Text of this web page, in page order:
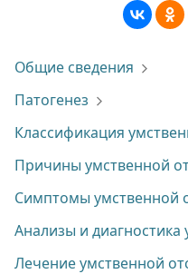
Общие сведения
Патогенез
Классификация
Причины умственной
Симптомы умственной
Анализы и диагностика
Лечение умственной